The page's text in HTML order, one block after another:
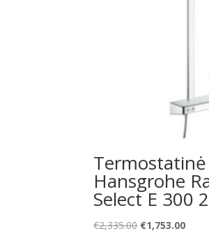
Hansgrohe
Select E 300
€2,335.00 Original
€1,753.00